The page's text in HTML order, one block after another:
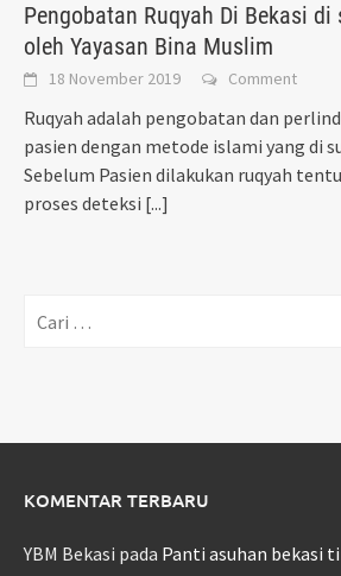
Pengobatan Ruqyah Di Bekasi di
oleh Yayasan Bina Muslim
18 November 2019 Comment
Ruqyah adalah pengobatan dan
pasien dengan metode islami yang di
Sebelum Pasien dilakukan ruqyah
proses deteksi [...]
untuk:
KOMENTAR TERBARU
YBM Bekasi pada Panti asuhan bekasi